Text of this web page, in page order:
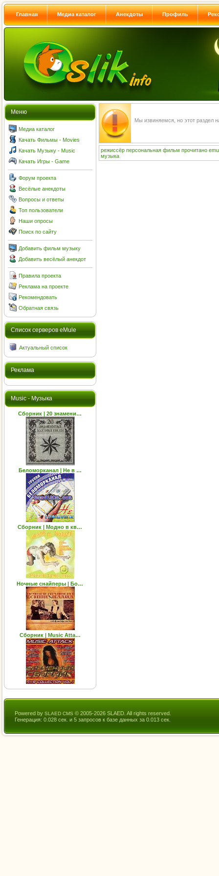
Главная Медиа каталог Анекдоты Профиль
Меню
Медиа каталог
Качать Фильмы - Movies
Качать Музыку - Music
Качать Игры - Game
Форум проекта
Весёлые анекдоты
Вопросы и ответы
Топ пользователи
Наши опросы
Поиск по сайту
Добавить фильм музыку
Добавить весёлый анекдот
Правила проекта
Реклама на проекте
Рекомендовать
Обратная связь
Cписок серверов eMule
Актуальный список
Реклама
Music - Музыка
Сборник | 20 знамени…
Беломорканал | Не в …
Сборник | Модно в кв…
Ночные снайперы | Бо…
Сборник | Music Atta…
Мы извиняемся, но этот раздел
режиссёр персональная фильм прочитано
музыка
Powered by SLAED CMS © 2005-2026 SLAED. All rights reserved.
Генерация: 0.028 сек. и 5 запросов к базе данных за 0.013 сек.